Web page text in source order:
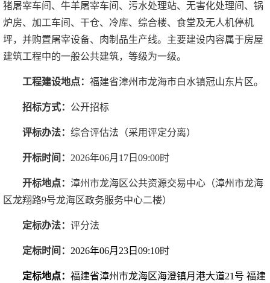
猪屠宰车间、牛羊屠宰车间、污水处理站、无害化处理间、锅
炉房、加工车间、干仓、冷库、综合楼、食堂及无人机停机
坪，并购置屠宰设备、肉制品生产线。 主要建设内容属于房屋
建筑工程中的一般公共建筑，等级为一级。
工程建设地点： 福建省漳州市龙海市白水镇冠山东片区。
招标方式： 公开招标
评标办法： 综合评估法（采用评定分离）
开标时间： 2026年06月 17 日 09:00时
开标地点： 漳州市龙海区公共资源交易中心（漳州市龙海
区龙翔路9号龙海区政务服务中心二楼）
定标办法： 评分法
定标时间： 2026年06月23日09:10时
定标地点： 福建省漳州市龙海区海澄镇月港大道21号 福建